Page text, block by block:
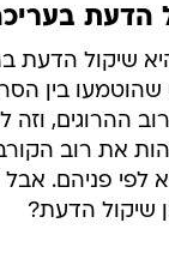
הדעת
שיקול הדעת
שהוטמעו בין
ההרוגים, וזה
את רוב
לפי פניהם.
שיקול הדעת?